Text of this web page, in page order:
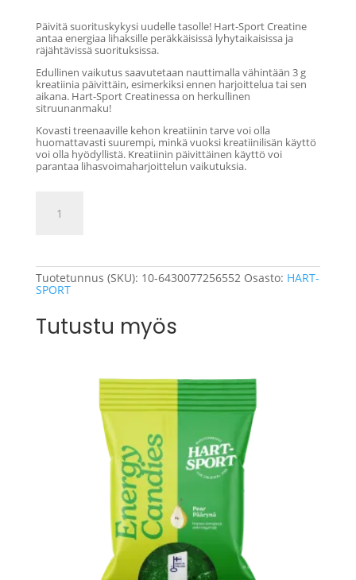
Päivitä suorituskykysi uudelle tasolle! Hart-Sport Creatine
antaa energiaa lihaksille peräkkäisissä lyhytaikaisissa ja
räjähtävissä suorituksissa.
Edullinen vaikutus saavutetaan nauttimalla vähintään 3 g
kreatiinia päivittäin, esimerkiksi ennen harjoittelua tai sen
aikana. Hart-Sport Creatinessa on herkullinen
sitruunanmaku!
Kovasti treenaaville kehon kreatiinin tarve voi olla
huomattavasti suurempi, minkä vuoksi kreatiinilisän käyttö
voi olla hyödyllistä. Kreatiinin päivittäinen käyttö voi
parantaa lihasvoimaharjoittelun vaikutuksia.
Sport
Creatine
määrä
Tuotetunnus (SKU): 10-6430077256552 Osasto: HART-
SPORT
Tutustu myös